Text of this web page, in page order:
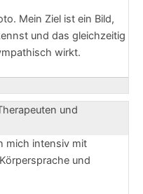
Mein Ziel ist ein Bild,
und das gleichzeitig
wirkt.
und
mich intensiv mit
und